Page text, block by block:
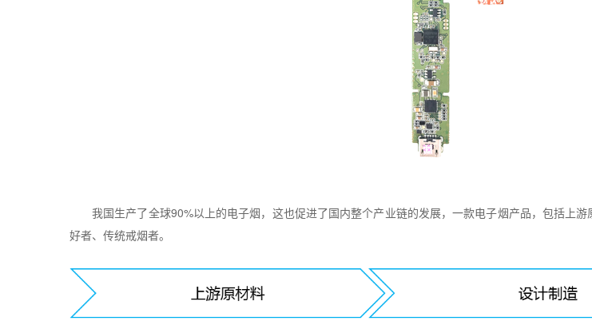
我国生产了全球90%以上的电子烟，这也促进了国内整个产业链的发展，一款电子烟产品，包括上
好者、传统戒烟者。